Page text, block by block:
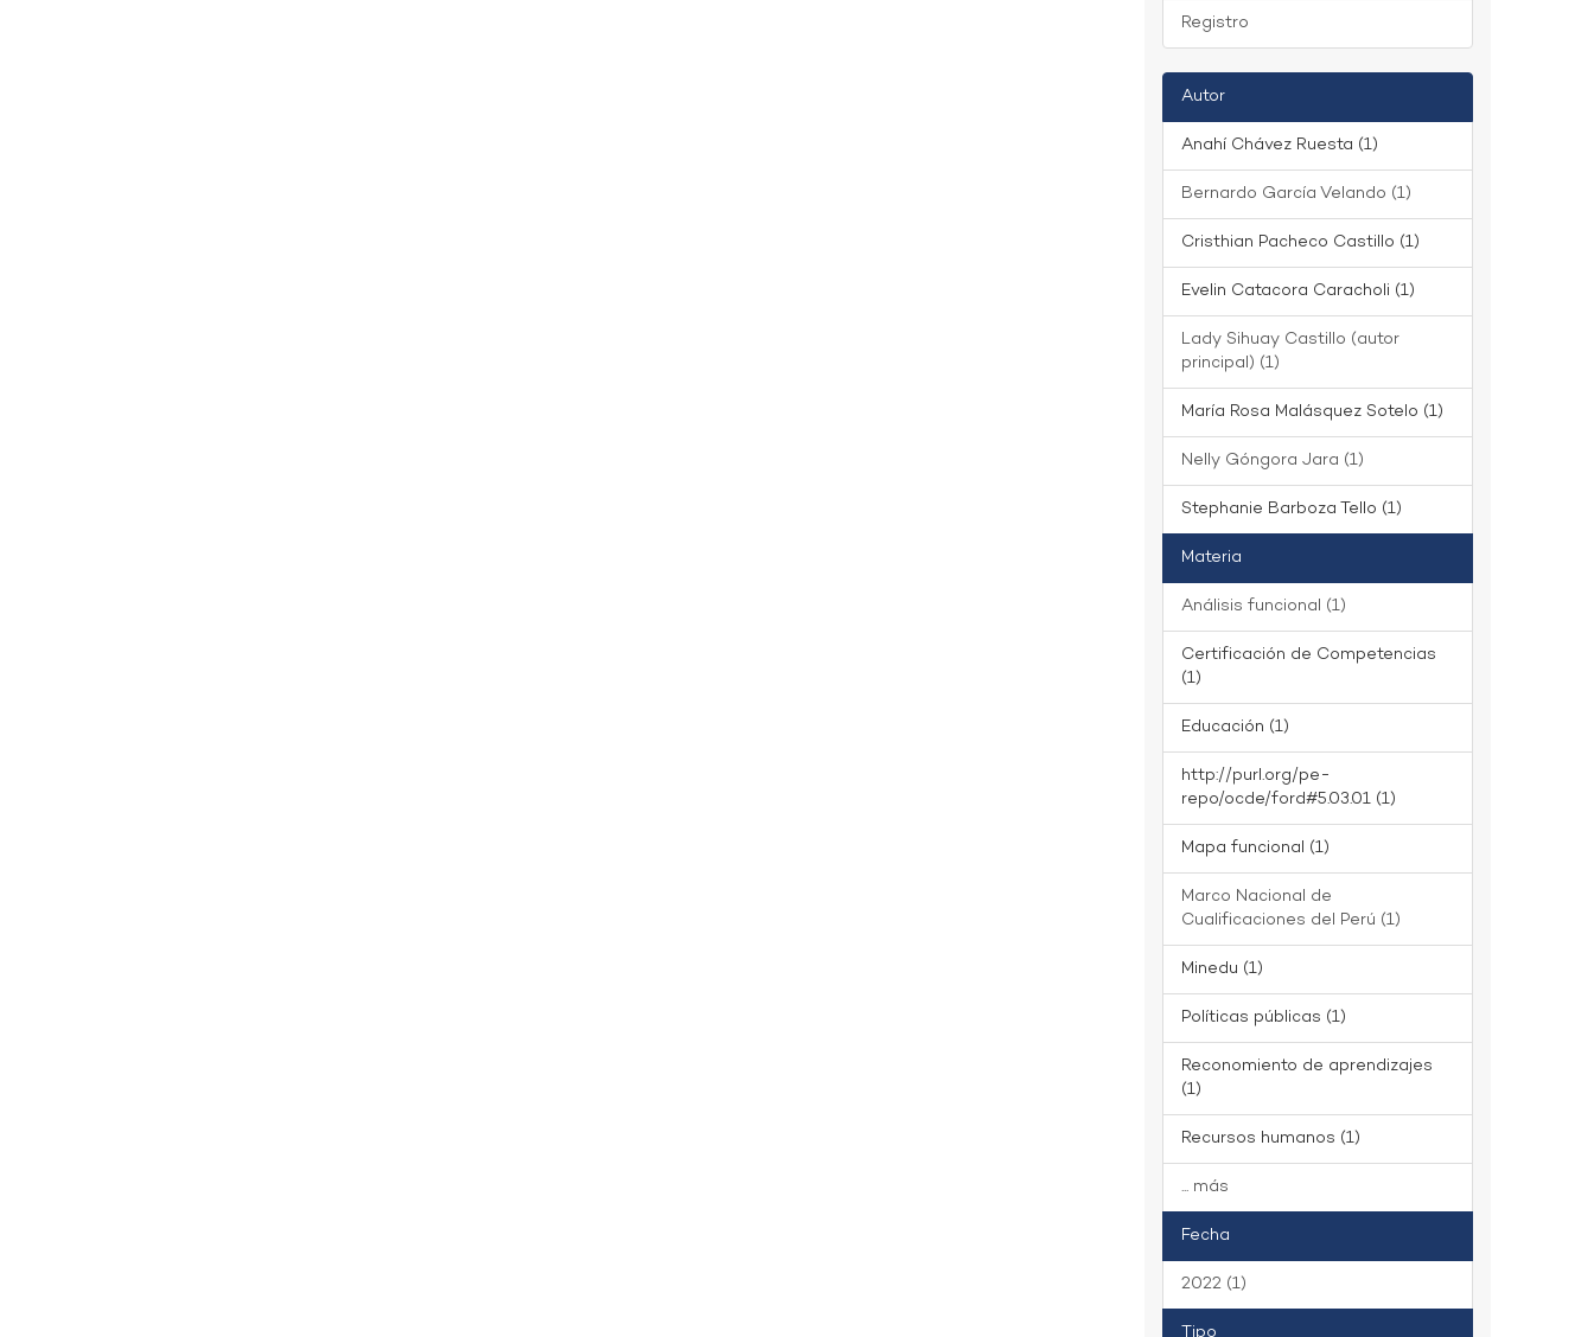
Registro
Autor
Anahí Chávez Ruesta (1)
Bernardo García Velando (1)
Cristhian Pacheco Castillo (1)
Evelin Catacora Caracholi (1)
Lady Sihuay Castillo (autor
principal) (1)
María Rosa Malásquez Sotelo (1)
Nelly Góngora Jara (1)
Stephanie Barboza Tello (1)
Materia
Análisis funcional (1)
Certificación de Competencias
(1)
Educación (1)
http://purl.org/pe-
repo/ocde/ford#5.03.01 (1)
Mapa funcional (1)
Marco Nacional de
Cualificaciones del Perú (1)
Minedu (1)
Políticas públicas (1)
Reconomiento de aprendizajes
(1)
Recursos humanos (1)
... más
Fecha
2022 (1)